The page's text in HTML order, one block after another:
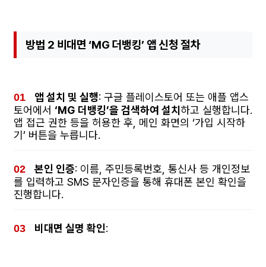
방법 2 비대면 ‘MG 더뱅킹’ 앱 신청 절차
앱 설치 및 실행: 구글 플레이스토어 또는 애플 앱스
토어에서 ‘MG 더뱅킹’을 검색하여 설치 하고 실행합니다.
앱 접근 권한 등을 허용한 후, 메인 화면의 ‘가입 시작하
기’ 버튼을 누릅니다.
본인 인증: 이름, 주민등록번호, 통신사 등 개인정보
를 입력하고 SMS 문자인증을 통해 휴대폰 본인 확인을
진행합니다.
비대면 실명 확인: